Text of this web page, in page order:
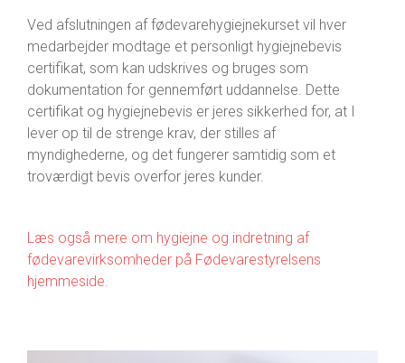
Ved afslutningen af fødevarehygiejnekurset vil hver
medarbejder modtage et personligt hygiejnebevis
certifikat, som kan udskrives og bruges som
dokumentation for gennemført uddannelse. Dette
certifikat og hygiejnebevis er jeres sikkerhed for, at I
lever op til de strenge krav, der stilles af
myndighederne, og det fungerer samtidig som et
troværdigt bevis overfor jeres kunder.
Læs også mere om hygiejne og indretning af
fødevarevirksomheder på Fødevarestyrelsens
hjemmeside.